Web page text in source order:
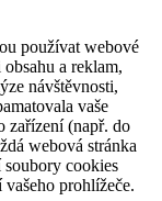
používat webové
a reklam,
návštěvnosti,
vaše
zařízení (např. do
webová stránka
soubory cookies
prohlížeče.